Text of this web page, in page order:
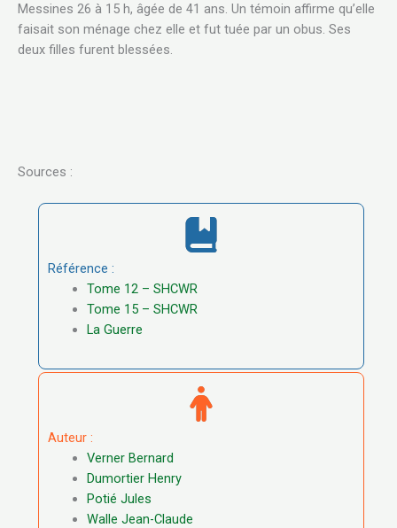
Messines 26 à 15 h, âgée de 41 ans. Un témoin affirme qu’elle
faisait son ménage chez elle et fut tuée par un obus. Ses
deux filles furent blessées.
Sources :
Référence :
Tome 12 – SHCWR
Tome 15 – SHCWR
La Guerre
Auteur :
Verner Bernard
Dumortier Henry
Potié Jules
Walle Jean-Claude